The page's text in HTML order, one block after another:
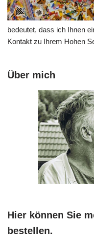
bedeutet, dass ich Ihnen
Kontakt zu Ihrem Hohen
Über mich
Hier können Sie
bestellen.